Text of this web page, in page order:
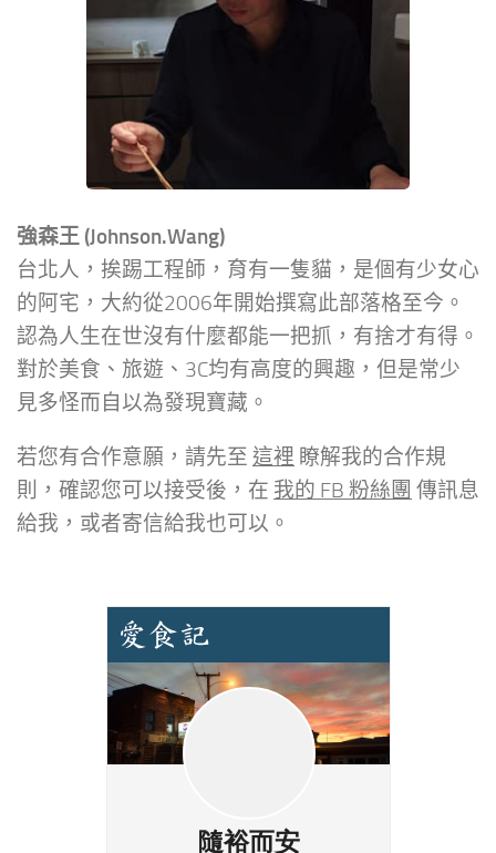
強森王 (Johnson.Wang)
台北人，挨踢工程師，育有一隻貓，是個有少女心
的阿宅，大約從2006年開始撰寫此部落格至今。
認為人生在世沒有什麼都能一把抓，有捨才有得。
對於美食、旅遊、3C均有高度的興趣，但是常少
見多怪而自以為發現寶藏。
若您有合作意願，請先至 這裡 瞭解我的合作規
則，確認您可以接受後，在 我的 FB 粉絲團 傳訊息
給我，或者寄信給我也可以。